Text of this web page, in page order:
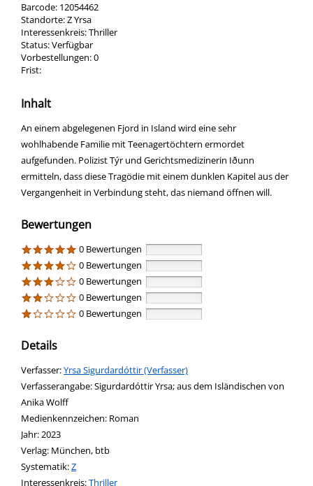
Barcode: 12054462
Standorte:Z Yrsa
Interessenkreis:Thriller
Status:Verfügbar
Vorbestellungen:0
Frist:
Inhalt
An einem abgelegenen Fjord in Island wird eine sehr
wohlhabende Familie mit Teenagertöchtern ermordet
aufgefunden. Polizist Týr und Gerichtsmedizinerin Iðunn
ermitteln, dass diese Tragödie mit einem dunklen Kapitel aus der
Vergangenheit in Verbindung steht, das niemand öffnen will.
Bewertungen
0 Bewertungen
0 Bewertungen
0 Bewertungen
0 Bewertungen
0 Bewertungen
Details
Verfasser:Suche nach diesem Verfasser
Yrsa Sigurdardóttir (Verfasser)
Verfasserangabe:Sigurdardóttir Yrsa; aus dem Isländischen von
Anika Wolff
Medienkennzeichen: Roman
Jahr:2023
Verlag: München, btb
opens in new tab
Diesen Link in neuem Tab öffnen
Systematik:Suche nach dieser Systematik
Z
Interessenkreis:Suche nach diesem Interessenskreis
Thriller